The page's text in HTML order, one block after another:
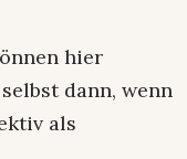
hier
dann, wenn
als